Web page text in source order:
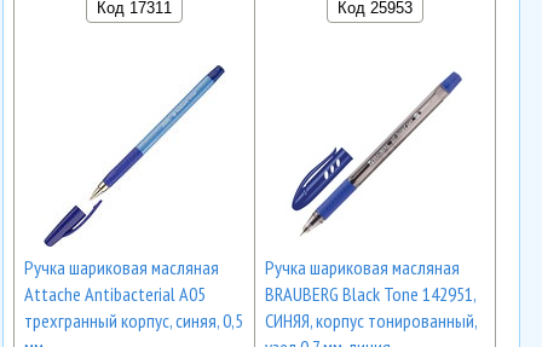
Код 17311
Ручка шариковая масляная
Attache Antibacterial А05
трехгранный корпус, синяя, 0,5
Код 25953
Ручка шариковая масляная
BRAUBERG Black Tone 142951,
СИНЯЯ, корпус тонированный,